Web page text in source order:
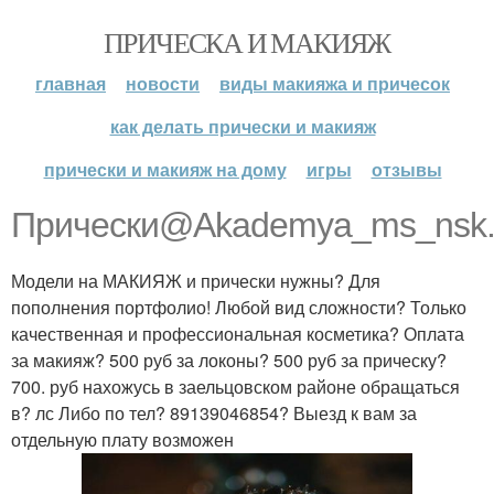
ПРИЧЕСКА И МАКИЯЖ
главная новости
виды макияжа и причесок
как делать прически и макияж
прически и макияж на дому
игры отзывы
Прически@Akademya_ms_nsk.
Модели на МАКИЯЖ и прически нужны? Для
пополнения портфолио! Любой вид сложности? Только
качественная и профессиональная косметика? Оплата
за макияж? 500 руб за локоны? 500 руб за прическу?
700. руб нахожусь в заельцовском районе обращаться
в? лс Либо по тел? 89139046854? Выезд к вам за
отдельную плату возможен